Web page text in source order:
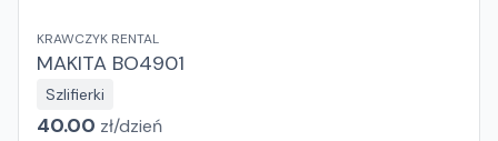
KRAWCZYK RENTAL
MAKITA BO4901
Szlifierki
40.00 zł/dzień